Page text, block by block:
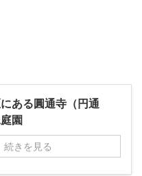
ある圓通寺（円通
園
続きを見る